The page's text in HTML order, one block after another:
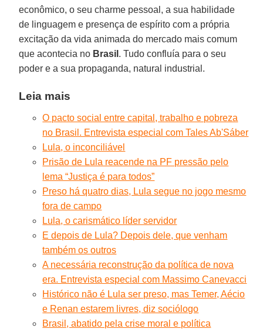
econômico, o seu charme pessoal, a sua habilidade
de linguagem e presença de espírito com a própria
excitação da vida animada do mercado mais comum
que acontecia no Brasil . Tudo confluía para o seu
poder e a sua propaganda, natural industrial.
Leia mais
O pacto social entre capital, trabalho e pobreza
no Brasil. Entrevista especial com Tales Ab'Sáber
Lula, o inconciliável
Prisão de Lula reacende na PF pressão pelo
lema “Justiça é para todos”
Preso há quatro dias, Lula segue no jogo mesmo
fora de campo
Lula, o carismático líder servidor
E depois de Lula? Depois dele, que venham
também os outros
A necessária reconstrução da política de nova
era. Entrevista especial com Massimo Canevacci
Histórico não é Lula ser preso, mas Temer, Aécio
e Renan estarem livres, diz sociólogo
Brasil, abatido pela crise moral e política